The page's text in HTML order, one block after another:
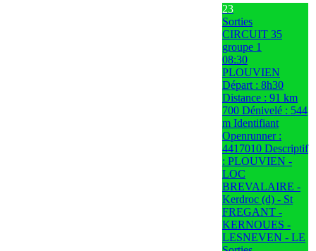
23
Sorties
CIRCUIT 35
groupe 1
08:30
PLOUVIEN
Départ : 8h30
Distance : 91 km
700 Dénivelé : 544
m Identifiant
Openrunner :
4417010 Descriptif
: PLOUVIEN -
LOC
BREVALAIRE -
Kerdroc (d) - St
FREGANT -
KERNOUES -
LESNEVEN - LE